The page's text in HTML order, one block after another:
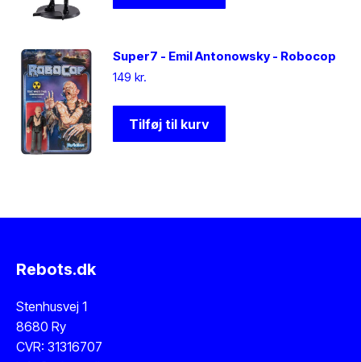
Super7 - Emil Antonowsky - Robocop
149 kr.
Tilføj til kurv
Rebots.dk
Stenhusvej 1
8680 Ry
CVR: 31316707